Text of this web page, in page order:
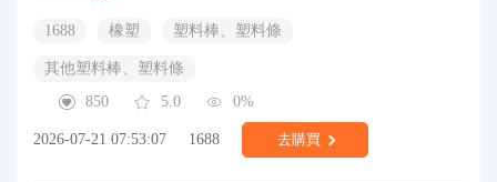
1688 橡塑 塑料棒、塑料條
其他塑料棒、塑料條
850
5.0 0%
2026-07-21 07:53:07 1688 去購買